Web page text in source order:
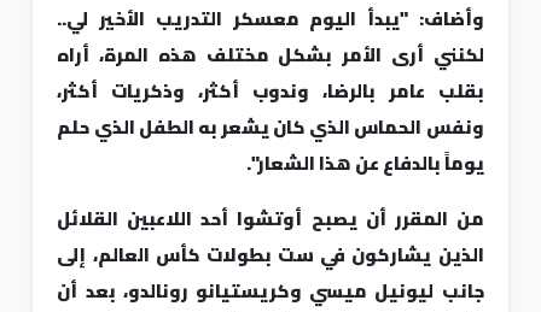
وأضاف: "يبدأ اليوم معسكر التدريب الأخير لي..
لكنني أرى الأمر بشكل مختلف هذه المرة، أراه
بقلب عامر بالرضا، وندوب أكثر، وذكريات أكثر،
ونفس الحماس الذي كان يشعر به الطفل الذي حلم
يوماً بالدفاع عن هذا الشعار".
من المقرر أن يصبح أوتشوا أحد اللاعبين القلائل
الذين يشاركون في ست بطولات كأس العالم، إلى
جانب ليونيل ميسي وكريستيانو رونالدو، بعد أن